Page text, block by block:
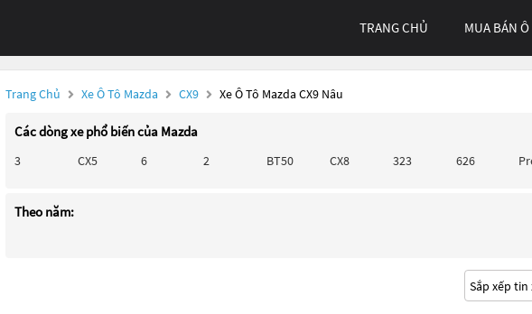
TRANG CHỦ MUA BÁN
Trang Chủ Xe Ô Tô Mazda CX9 Xe Ô Tô Mazda CX9 Nâu
Các dòng xe phổ biến của Mazda
3 CX5 6 2 BT50 CX8 323 626
Theo năm: